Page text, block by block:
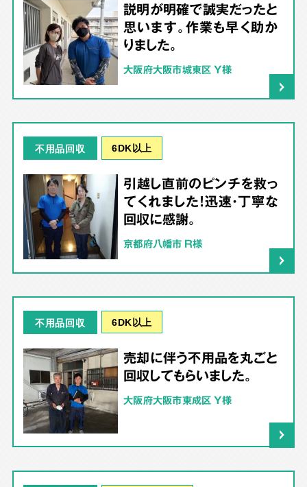
説明が明確で誠実だったと
思います。作業も早く助か
りました。
大阪府大阪市城東区 Y様
不用品回収 6DK以上
引越し直前のピンチを救っ
てくれました！迅速・丁寧な
回収に感謝。
京都府八幡市 R様
不用品回収 6DK以上
売却に伴う不用品を丸ごと
回収してもらいました。
大阪府大阪市東成区 Y様